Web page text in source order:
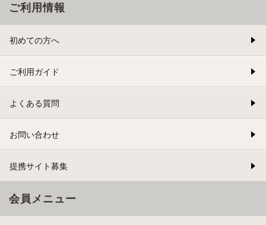
ご利用情報
初めての方へ
ご利用ガイド
よくある質問
お問い合わせ
提携サイト募集
会員メニュー